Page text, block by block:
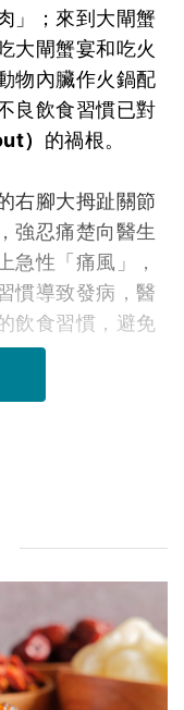
」；來到大閘蟹
大閘蟹宴和吃火
物內臟作火鍋配
良飲食習慣已對
） 的禍根。
右腳大拇趾關節
強忍痛楚向醫生
急性「痛風」，
慣導致發病，醫
飲食習慣，避免